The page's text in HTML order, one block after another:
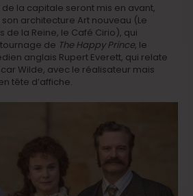
la capitale seront mis en avant,
architecture Art nouveau (Le
de la Reine, le Café Cirio), qui
de The Happy Prince, le
anglais Rupert Everett, qui relate
Wilde, avec le réalisateur mais
tête d’affiche.